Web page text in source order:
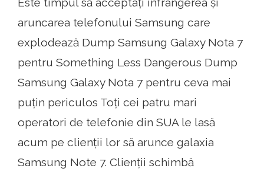
aruncarea telefonului Samsung care
explodează Dump Samsung Galaxy Nota 7
pentru Something Less Dangerous Dump
Samsung Galaxy Nota 7 pentru ceva mai
puțin periculos Toți cei patru mari
operatori de telefonie din SUA le lasă
acum pe clienții lor să arunce galaxia
Samsung Note 7. Clienții schimbă